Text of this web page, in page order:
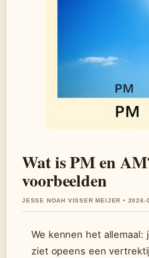
Wat is PM en
voorbeelden
JESSE NOAH VISSER MEIJER • 2026-
We kennen het
ziet opeens een